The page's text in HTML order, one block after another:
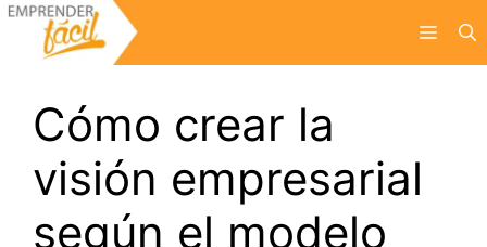
Saltar
Menú
Cómo crear la
visión empresarial
según el modelo